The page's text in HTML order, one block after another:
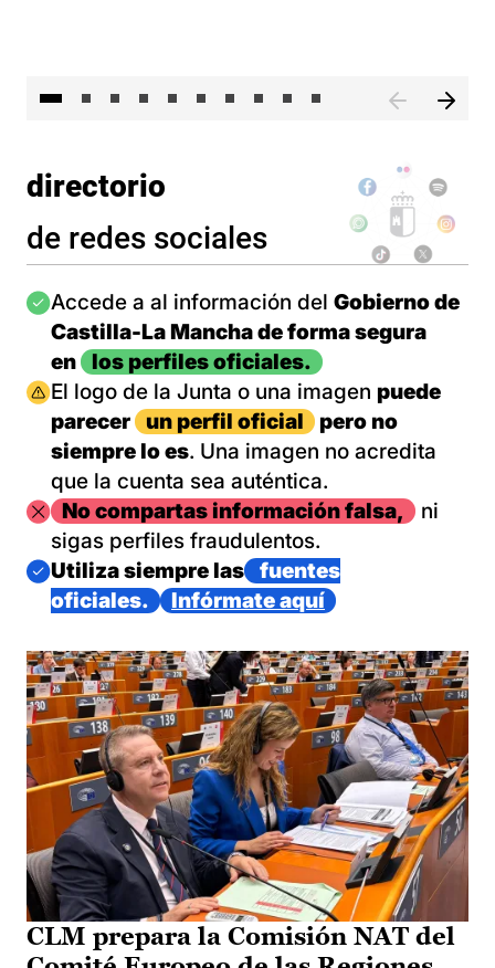
directorio
de redes sociales
Imagen
Accede a al información del Gobierno de
Castilla-La Mancha de forma segura
en
los perfiles oficiales.
Imagen
El logo de la Junta o una imagen puede
parecer
un perfil oficial
pero no
siempre lo es. Una imagen no acredita
que la cuenta sea auténtica.
ImagenNo compartas información falsa,
ni
sigas perfiles fraudulentos.
Imagen
Utiliza siempre las
fuentes
oficiales.
Infórmate aquí
CLM prepara la Comisión NAT del